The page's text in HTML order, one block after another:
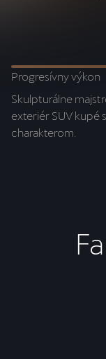
Progresívny výkon
Skulpturálne
exteriér SUV kupé
charakterom.